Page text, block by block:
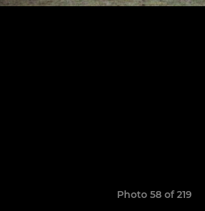
Photo 58 of 219